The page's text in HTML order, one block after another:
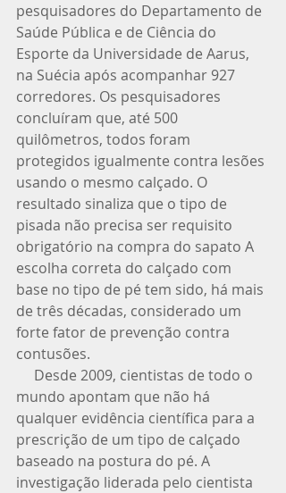
pesquisadores do Departamento de
Saúde Pública e de Ciência do
Esporte da Universidade de Aarus,
na Suécia após acompanhar 927
corredores. Os pesquisadores
concluíram que, até 500
quilômetros, todos foram
protegidos igualmente contra lesões
usando o mesmo calçado. O
resultado sinaliza que o tipo de
pisada não precisa ser requisito
obrigatório na compra do sapato A
escolha correta do calçado com
base no tipo de pé tem sido, há mais
de três décadas, considerado um
forte fator de prevenção contra
contusões.
mundo apontam que não há
qualquer evidência científica para a
prescrição de um tipo de calçado
baseado na postura do pé. A
investigação liderada pelo cientista